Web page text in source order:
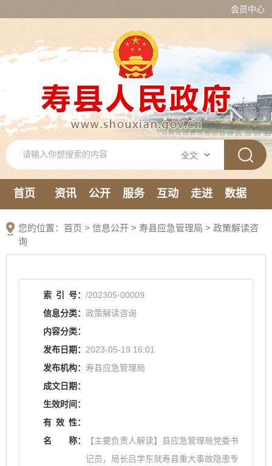
会员中心
首页 资讯 公开 服务 互动 走进
数据
您的位置： 首页 > 信息公开 > 寿县应急管理局 > 政策解读咨
询
索 引 号： /202305-00009
信息分类： 政策解读咨询
内容分类：
发布日期： 2023-05-19 16:01
发布机构： 寿县应急管理局
成文日期：
生效时间：
有 效 性：
名
称：
【主要负责人解读】县应急管理局党委书
记员，局长吕学东就寿县重大事故隐患专